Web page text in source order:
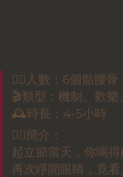
🕵🏻人數：6個骷髏骨
🎬類型：機制、歡
🕰️時長：4-5小時
✍🏻簡介：
起立節當天，你喝
再次睜開眼睛，竟